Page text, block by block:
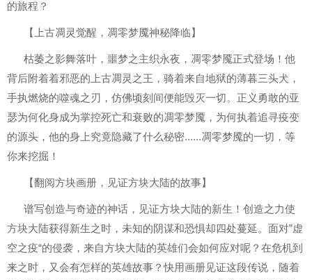
的旅程？
【上古凋灵觉醒，凋零梦魇神秘降临】
枯萎之影舞落叶，噩梦之主织永夜，凋零梦魇正式登场！他
背后附着着邪恶的上古凋灵之王，骑着来自地狱的薄暮三头犬，
手执燃烧的噬魂之刃，仿佛顷刻间便能毁灭一切。正义勇敢的亚
瑟为何化身成为掌控死亡和衰败的凋零梦魇，为何执着追寻疫变
的源头，他的身上究竟隐藏了什么秘密......凋零梦魇的一切，等
你来挖掘！
【翻阅方块画册，见证方块大陆的故事】
谱写创造与奇迹的神话，见证方块大陆的新生！创造之力使
方块大陆获得新生之时，未知的阴谋和恐惧却四处蔓延。面对”虚
空之疫“的侵袭，来自方块大陆的英雄们会如何应对呢？在危机到
来之时，又会有怎样的英雄故事？快用画册见证这段传说，随着